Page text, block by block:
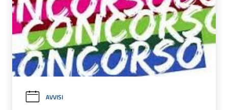
AVVISI